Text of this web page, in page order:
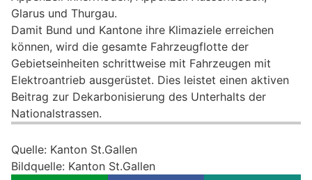
Glarus und Thurgau.
Damit Bund und Kantone ihre Klimaziele erreichen
können, wird die gesamte Fahrzeugflotte der
Gebietseinheiten schrittweise mit Fahrzeugen mit
Elektroantrieb ausgerüstet. Dies leistet einen aktiven
Beitrag zur Dekarbonisierung des Unterhalts der
Nationalstrassen.
Quelle: Kanton St.Gallen
Bildquelle: Kanton St.Gallen